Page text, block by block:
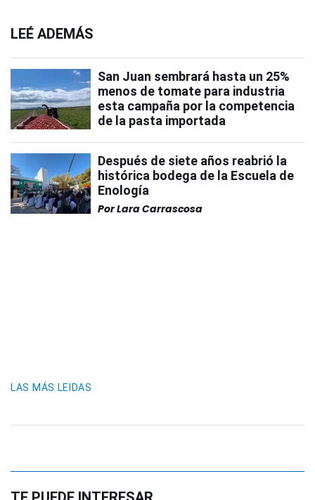
LEÉ ADEMÁS
San Juan sembrará hasta un 25%
menos de tomate para industria
esta campaña por la competencia
de la pasta importada
Después de siete años reabrió la
histórica bodega de la Escuela de
Enología
PorLara Carrascosa
LAS MÁS LEIDAS